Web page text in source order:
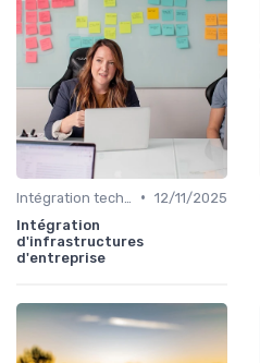
• 12/11/2025
Intégration
d'infrastructures
d'entreprise